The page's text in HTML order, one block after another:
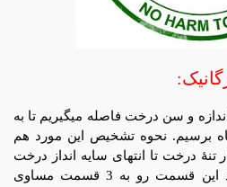
و سن درخت فاصله میگیریم تا به
برسیم. نحوه تشخیص این مورد هم
درخت تا انتهای سایه انداز درخت
رو حدودی اندازه میزنید، بعد این قسمت رو به 3 قسمت مساوی